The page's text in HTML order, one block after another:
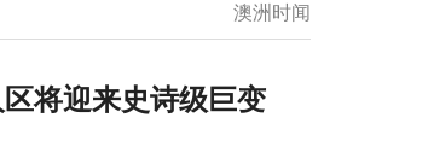
澳洲时闻
将迎来史诗级巨变